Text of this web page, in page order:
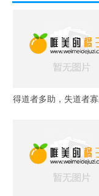
得道者多助，失道者